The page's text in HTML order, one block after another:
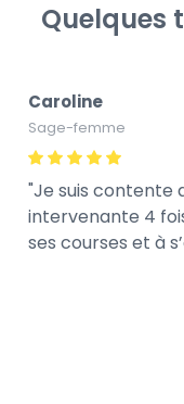
Quelques
Caroline
Sage-femme
Je suis contente
intervenante 4
ses courses et à